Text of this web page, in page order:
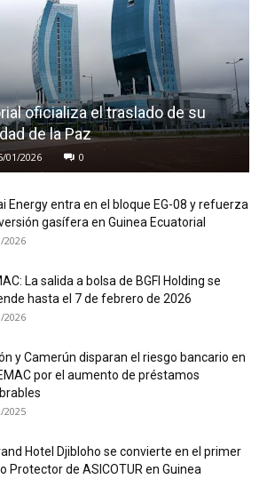
oficializa el traslado de su
de la Paz
01/2026 0
Energy entra en el bloque EG-08 y refuerza
gasífera en Guinea Ecuatorial
2026
La salida a bolsa de BGFI Holding se
hasta el 7 de febrero de 2026
2026
y Camerún disparan el riesgo bancario en
por el aumento de préstamos
2025
Hotel Djibloho se convierte en el primer
Protector de ASICOTUR en Guinea